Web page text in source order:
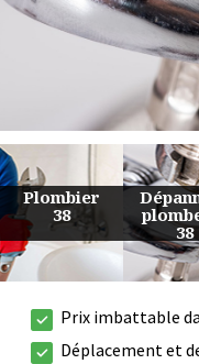
Urgence
fuite
plomberie
38
de
38
Prix imbattable
Déplacement et